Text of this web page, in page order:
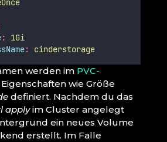
:
1Gi
: cinderstorage
werden im PVC-
wie Größe
definiert. Nachdem du das
applyim Cluster angelegt
ein neues Volume
erstellt. Im Falle